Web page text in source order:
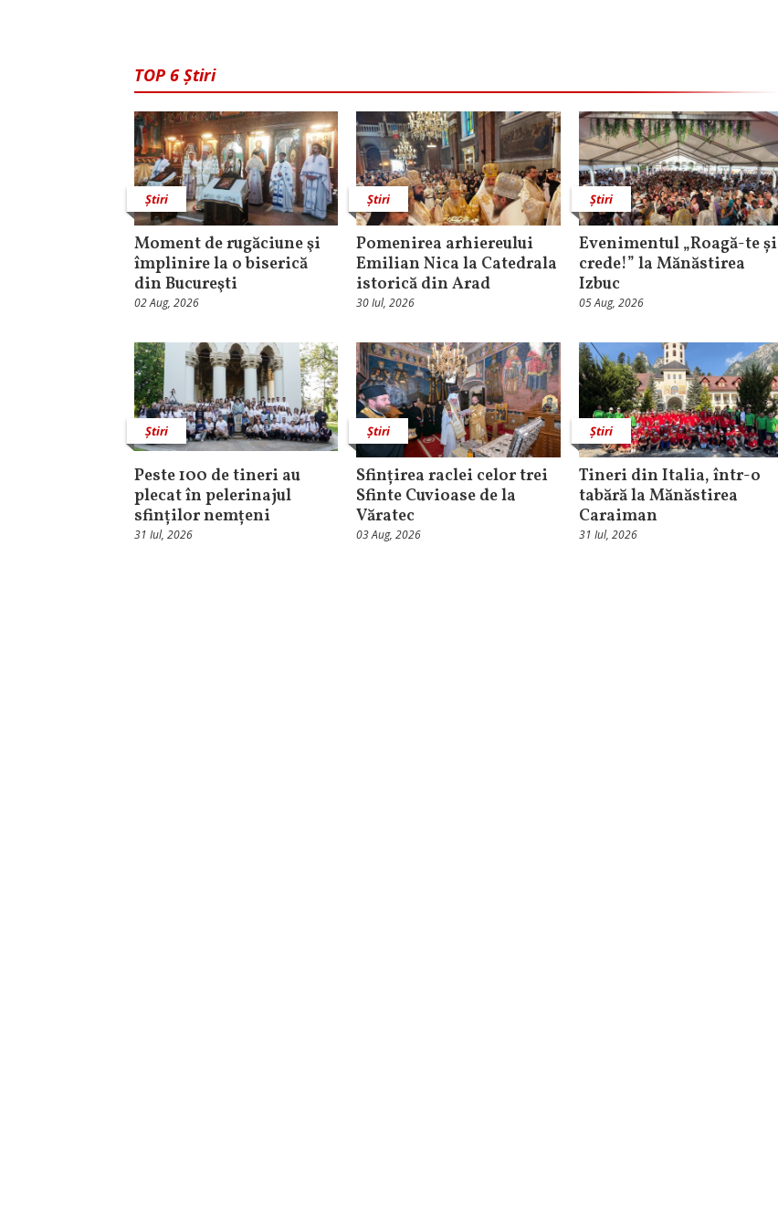
TOP 6 Știri
Știri
Moment de rugăciune şi
împlinire la o biserică
din Bucureşti
02 Aug, 2026
Știri
Pomenirea arhiereului
Emilian Nica la Catedrala
istorică din Arad
30 Iul, 2026
Știri
Evenimentul „Roagă-te și
crede!” la Mănăstirea
Izbuc
05 Aug, 2026
Știri
Peste 100 de tineri au
plecat în pelerinajul
sfinților nemțeni
31 Iul, 2026
Știri
Sfințirea raclei celor trei
Sfinte Cuvioase de la
Văratec
03 Aug, 2026
Știri
Tineri din Italia, într-o
tabără la Mănăstirea
Caraiman
31 Iul, 2026